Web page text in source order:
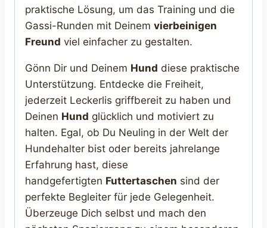
praktische Lösung, um das Training und die
Gassi-Runden mit Deinem vierbeinigen
Freund viel einfacher zu gestalten.
Gönn Dir und Deinem Hund diese praktische
Unterstützung. Entdecke die Freiheit,
jederzeit Leckerlis griffbereit zu haben und
Deinen Hund glücklich und motiviert zu
halten. Egal, ob Du Neuling in der Welt der
Hundehalter bist oder bereits jahrelange
Erfahrung hast, diese
handgefertigten Futtertaschen sind der
perfekte Begleiter für jede Gelegenheit.
Überzeuge Dich selbst und mach den